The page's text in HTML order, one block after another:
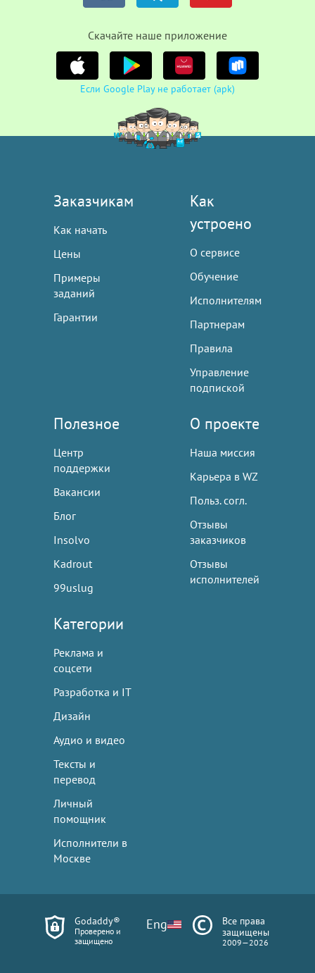
Cкачайте наше приложение
Если Google Play не работает (apk)
Заказчикам
Как начать
Цены
Примеры
заданий
Гарантии
Как
устроено
О сервисе
Обучение
Исполнителям
Партнерам
Правила
Управление
подпиской
Полезное
Центр
поддержки
Вакансии
Блог
Insolvo
Kadrout
99uslug
О проекте
Наша миссия
Карьера в WZ
Польз. согл.
Отзывы
заказчиков
Отзывы
исполнителей
Категории
Реклама и
соцсети
Разработка и IT
Дизайн
Аудио и видео
Тексты и
перевод
Личный
помощник
Исполнители в
Москве
Godaddy®
Проверено и
защищено
Eng
Все права
защищены
2009—2026